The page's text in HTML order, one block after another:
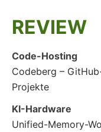
REVIEW
Code-Hosting
Codeberg –
Projekte
KI-Hardware
Unified-Memory-